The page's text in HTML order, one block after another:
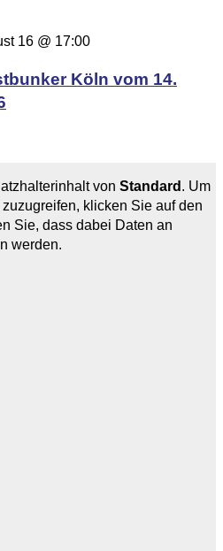
16 @ 17:00
Köln vom 14.
von Standard . Um
klicken Sie auf den
Sie, dass dabei Daten an
werden.